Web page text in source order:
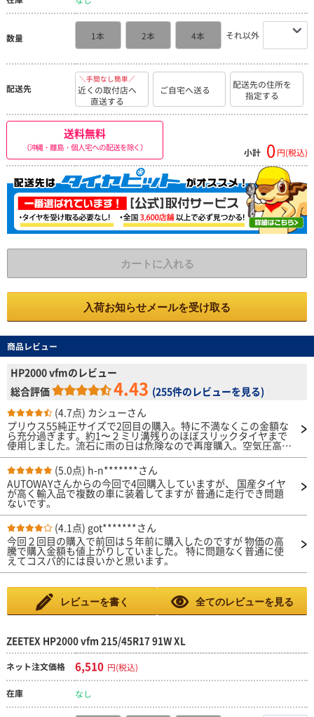
数量 1本 2本 4本 それ以外
配送先
＼手間なし簡単／
近くの取付店へ
直送する
ご自宅へ送る
配送先の住所を
指定する
送料無料
（沖縄・離島・個人宅への配送を除く） 小計 0 円(税込)
カートに入れる
入荷お知らせメールを受け取る
商品レビュー
HP2000 vfmのレビュー
総合評価
4.43 (255件のレビューを見る)
(4.7点) カシューさん
プリウス55純正サイズで2回目の購入。特に不満なくこの金額な
ら充分過ぎます。約1〜２ミリ溝残りのほぼスリックタイヤまで
使用しました。流石に雨の日は危険なので再度購入。空気圧高い
設定のタイヤなので300位で空気圧入れてます。通常の230とか
で空気圧入れちゃうと、かなりよろしくないのでおすすめしませ
ん。適正圧力の高めで入れましょう。
(5.0点) h-n*******さん
AUTOWAYさんからの今回で4回購入していますが、 国産タイヤ
が高く輸入品で複数の車に装着してますが 普通に走行でき問題
ないです。
(4.1点) got*******さん
今回２回目の購入で前回は５年前に購入したのですが 物価の高
騰で購入金額も値上がりしていました。 特に問題なく普通に使
えてコスパ的には良いかと思います。
レビューを書く 全てのレビューを見る
ZEETEX HP2000 vfm 215/45R17 91W XL
ネット注文価格 6,510 円(税込)
在庫 なし